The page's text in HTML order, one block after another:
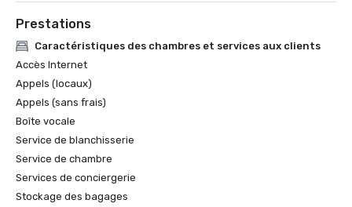
Prestations
Caractéristiques des chambres et services aux clients
Accès Internet
Appels (locaux)
Appels (sans frais)
Boîte vocale
Service de blanchisserie
Service de chambre
Services de conciergerie
Stockage des bagages